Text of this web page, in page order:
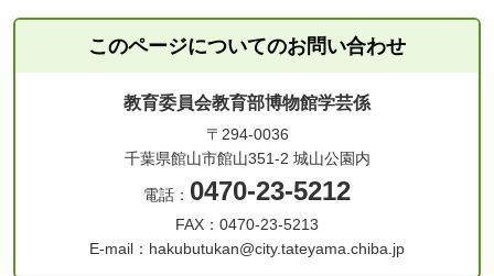
このページについてのお問い合わせ
教育委員会教育部博物館学芸係
〒294-0036
千葉県館山市館山351-2 城山公園内
電話： 0470-23-5212
FAX：0470-23-5213
E-mail：hakubutukan@city.tateyama.chiba.jp